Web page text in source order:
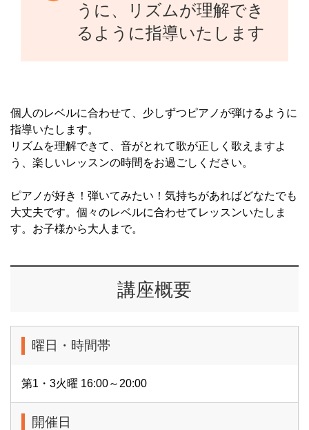
うに、リズムが理解でき
るように指導いたします
個人のレベルに合わせて、少しずつピアノが弾けるように
指導いたします。
リズムを理解できて、音がとれて歌が正しく歌えますよ
う、楽しいレッスンの時間をお過ごしください。
ピアノが好き！弾いてみたい！気持ちがあればどなたでも
大丈夫です。個々のレベルに合わせてレッスンいたしま
す。お子様から大人まで。
講座概要
曜日・時間帯
第1・3火曜 16:00～20:00
開催日